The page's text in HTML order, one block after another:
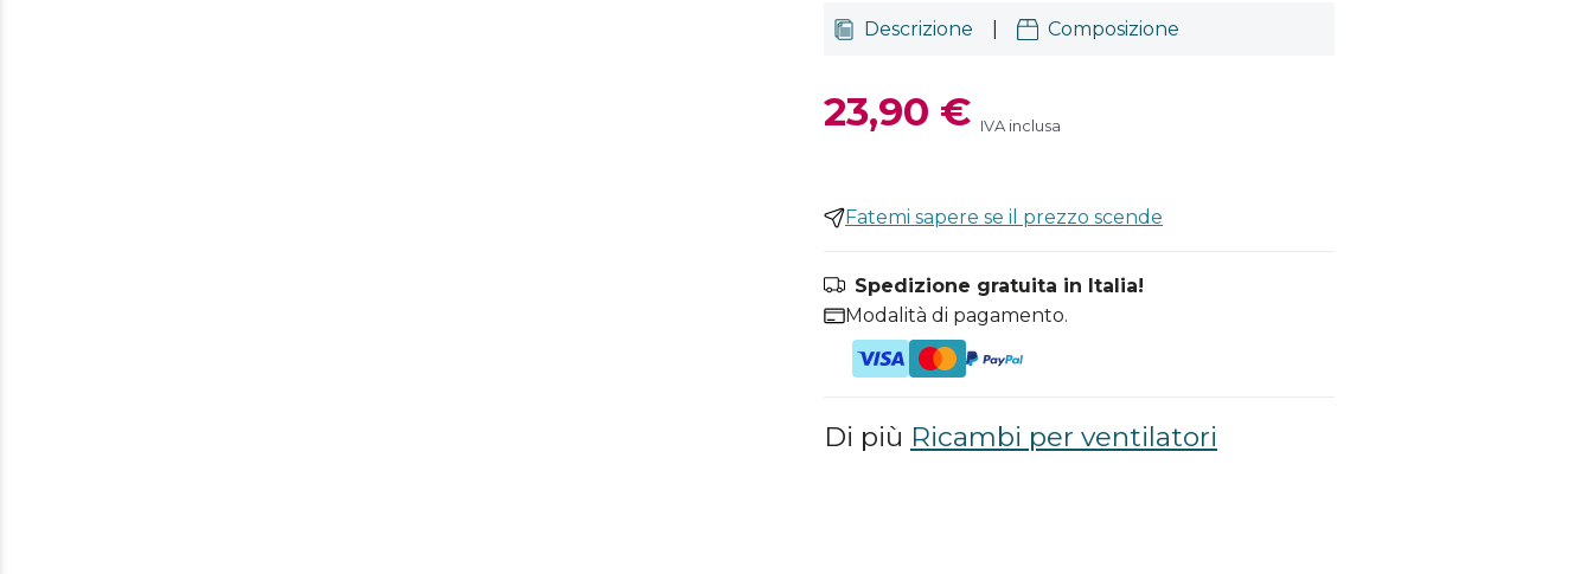
Descrizione Composizione
23,90 € IVA inclusa
Fatemi sapere se il prezzo scende
Spedizione gratuita in Italia!
Modalità di pagamento.
Di più Ricambi per ventilatori